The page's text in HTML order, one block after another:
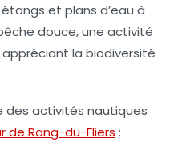
et plans d’eau à
douce, une activité
la biodiversité
des activités nautiques
de Rang-du-Fliers :